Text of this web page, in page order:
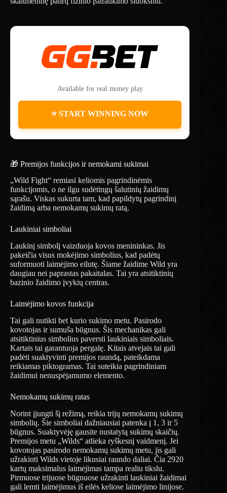
Available for real money play
⭐ START WINNING NOW
🎁 Premijos funkcijos ir nemokami sukimai
„Wild Fight“ remiasi keliomis pagrindinėmis
funkcijomis, o ne ilgu sudėtingų šalutinių žaidimų
sąrašu. Viskas sukurta tam, kad papildytų pagrindinį
žaidimą arba nemokamų sukimų ratą.
Laukiniai simboliai
Laukinį simbolį vaizduoja kovos menininkas. Jis
pakeičia visus mokėjimo simbolius, kad padėtų
suformuoti laimėjimo eilutę. Šiame žaidime Wild yra
daugiau nei paprastas pakaitalas. Tai yra atsitiktinių
bazinio žaidimo įvykių centras.
Laimėjimo kovos funkcija
Tai gali nutikti bet kurio sukimo metu. Pasirodo
kovotojas ir sumuša būgnus. Šis mechanikas gali
atsitiktinius simbolius paversti laukiniais simboliais.
Kartais tai garantuoja pergalę. Kitais atvejais tai gali
padėti suaktyvinti premijos raundą, pateikdama
reikiamas piktogramas. Tai suteikia pagrindiniam
žaidimui nenuspėjamumo elemento.
Nemokamų sukimų ratas
Norint įjungti šį režimą, reikia trijų nemokamų sukimų
simbolių. Šie simboliai dažniausiai patenka į 1, 3 ir 5
būgnus. Suaktyvėję gausite nustatytą sukimų skaičių.
Premijos metu „Wilds“ atlieka ryškesnį vaidmenį. Jei
kovotojas pasirodo nemokamų sukimų metu, jis gali
užrakinti Wilds vietoje likusiai raundo daliai. Čia 2920
kartų maksimalus laimėjimas tampa realiu tikslu.
Pirmuose trijuose būgnuose užrakinti laukiniai žaidimai
gali lemti laimėjimus iš eilės keliose laimėjimo linijose.